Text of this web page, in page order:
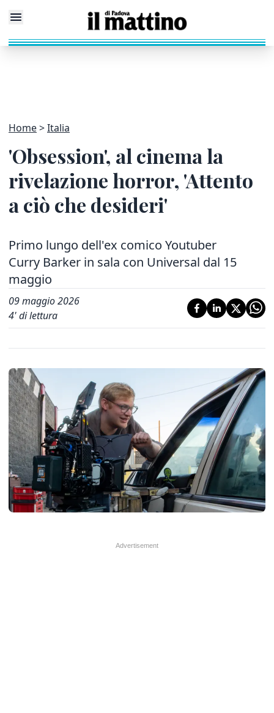
Home Italia
'Obsession', al cinema la
rivelazione horror, 'Attento
a ciò che desideri'
Primo lungo dell'ex comico Youtuber
Curry Barker in sala con Universal dal 15
maggio
09 maggio 2026
4' di lettura